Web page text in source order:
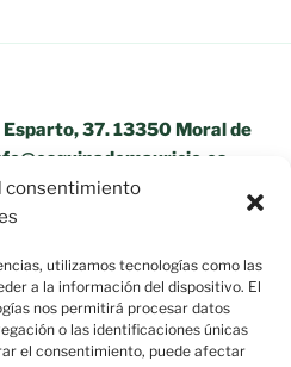
consentimiento
utilizamos tecnologías como las
a la información del dispositivo. El
nos permitirá procesar datos
o las identificaciones únicas
el consentimiento, puede afectar
Esparto, 37. 13350 Moral de